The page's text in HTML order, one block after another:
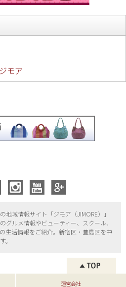
モア
地域情報サイト「ジモア（JIMORE）」
グルメ情報やビューティー、
スクール、
生活情報をご紹介。新宿区・ 豊島区を中
。
運営会社